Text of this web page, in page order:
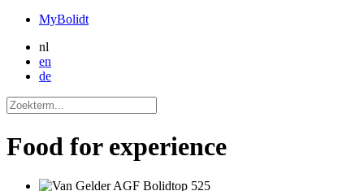
MyBolidt
nl
en
de
Food for experience